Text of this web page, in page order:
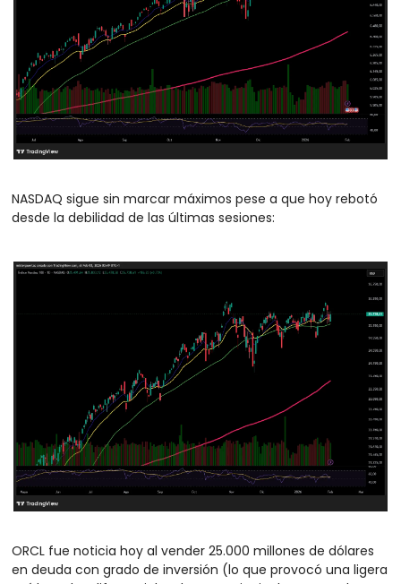
NASDAQ sigue sin marcar máximos pese a que hoy rebotó
desde la debilidad de las últimas sesiones:
ORCL fue noticia hoy al vender 25.000 millones de dólares
en deuda con grado de inversión (lo que provocó una ligera